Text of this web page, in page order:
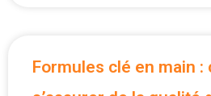
Formules clé en main :